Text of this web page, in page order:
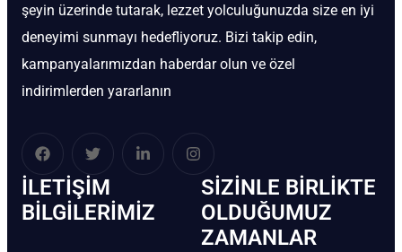
şeyin üzerinde tutarak, lezzet yolculuğunuzda size en iyi
deneyimi sunmayı hedefliyoruz. Bizi takip edin,
kampanyalarımızdan haberdar olun ve özel
indirimlerden yararlanın
İLETIŞIM
BİLGILERIMIZ
SIZINLE BIRLIKTE
OLDUĞUMUZ
ZAMANLAR